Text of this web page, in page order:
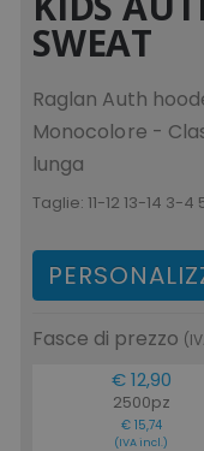
SWEAT
Raglan Auth
Monocolore -
lunga
Taglie: 11-12 13-14 3-
Fasce di prezzo
€ 12,90
2500pz
€ 15,74
(IVA incl.)
invalidation